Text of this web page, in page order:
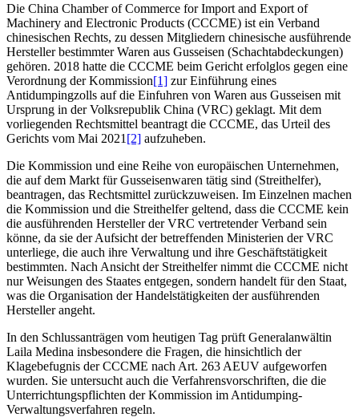
Die China Chamber of Commerce for Import and Export of
Machinery and Electronic Products (CCCME) ist ein Verband
chinesischen Rechts, zu dessen Mitgliedern chinesische ausführende
Hersteller bestimmter Waren aus Gusseisen (Schachtabdeckungen)
gehören. 2018 hatte die CCCME beim Gericht erfolglos gegen eine
Verordnung der Kommission[1] zur Einführung eines
Antidumpingzolls auf die Einfuhren von Waren aus Gusseisen mit
Ursprung in der Volksrepublik China (VRC) geklagt. Mit dem
vorliegenden Rechtsmittel beantragt die CCCME, das Urteil des
Gerichts vom Mai 2021 [2] aufzuheben.
Die Kommission und eine Reihe von europäischen Unternehmen,
die auf dem Markt für Gusseisenwaren tätig sind (Streithelfer),
beantragen, das Rechtsmittel zurückzuweisen. Im Einzelnen machen
die Kommission und die Streithelfer geltend, dass die CCCME kein
die ausführenden Hersteller der VRC vertretender Verband sein
könne, da sie der Aufsicht der betreffenden Ministerien der VRC
unterliege, die auch ihre Verwaltung und ihre Geschäftstätigkeit
bestimmten. Nach Ansicht der Streithelfer nimmt die CCCME nicht
nur Weisungen des Staates entgegen, sondern handelt für den Staat,
was die Organisation der Handelstätigkeiten der ausführenden
Hersteller angeht.
In den Schlussanträgen vom heutigen Tag prüft Generalanwältin
Laila Medina insbesondere die Fragen, die hinsichtlich der
Klagebefugnis der CCCME nach Art. 263 AEUV aufgeworfen
wurden. Sie untersucht auch die Verfahrensvorschriften, die die
Unterrichtungspflichten der Kommission im Antidumping-
Verwaltungsverfahren regeln.